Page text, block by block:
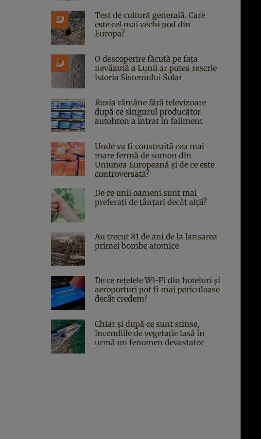
Test de cultură generală. Care
este cel mai vechi pod din
Europa?
O descoperire făcută pe fața
nevăzută a Lunii ar putea rescrie
istoria Sistemului Solar
Rusia rămâne fără televizoare
după ce singurul producător
autohton a intrat în faliment
Unde va fi construită cea mai
mare fermă de somon din
Uniunea Europeană și de ce este
controversată?
De ce unii oameni sunt mai
preferați de țânțari decât alții?
Au trecut 81 de ani de la lansarea
primei bombe atomice
De ce rețelele Wi-Fi din hoteluri și
aeroporturi pot fi mai periculoase
decât credem?
Chiar și după ce sunt stinse,
incendiile de vegetație lasă în
urmă un fenomen devastator